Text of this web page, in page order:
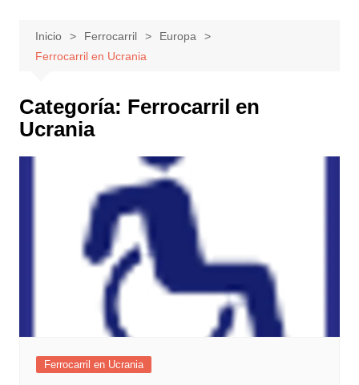
Inicio Ferrocarril
Europa
Ferrocarril en Ucrania
Categoría: Ferrocarril en
Ucrania
Ferrocarril en Ucrania